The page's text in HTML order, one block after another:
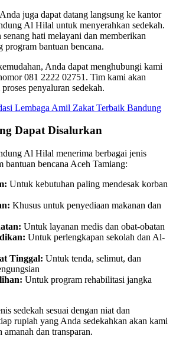
Anda juga dapat datang langsung ke kantor
Al Hilal untuk menyerahkan sedekah.
hati melayani dan memberikan
program bantuan bencana.
Anda dapat menghubungi kami
081 2222 02751. Tim kami akan
penyaluran sedekah.
Lembaga Amil Zakat Terbaik Bandung
Dapat Disalurkan
Al Hilal menerima berbagai jenis
bantuan bencana Aceh Tamiang:
Untuk kebutuhan paling mendesak korban
Khusus untuk penyediaan makanan dan
Untuk layanan medis dan obat-obatan
Untuk perlengkapan sekolah dan Al-
Tinggal: Untuk tenda, selimut, dan
Untuk program rehabilitasi jangka
sedekah sesuai dengan niat dan
rupiah yang Anda sedekahkan akan kami
dan transparan.